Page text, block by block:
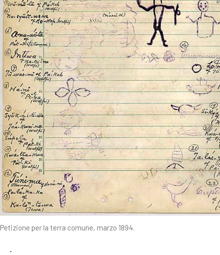
Petizione per la terra comune, marzo 1894.
.